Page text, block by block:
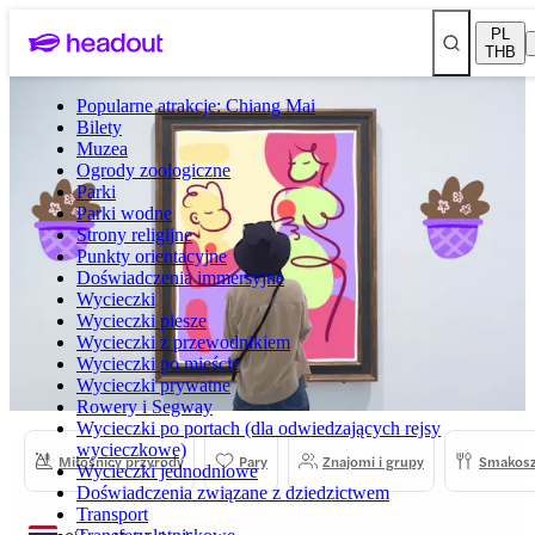
PL
THB
Popularne atrakcje: Chiang Mai
Bilety
Muzea
Ogrody zoologiczne
Parki
Parki wodne
Strony religijne
Punkty orientacyjne
Doświadczenia immersyjne
Wycieczki
Wycieczki piesze
Wycieczki z przewodnikiem
Wycieczki po mieście
Wycieczki prywatne
Rowery i Segway
Wycieczki po portach (dla odwiedzających rejsy
wycieczkowe)
Wycieczki jednodniowe
Doświadczenia związane z dziedzictwem
Transport
Miłośnicy przyrody Pary Znajomi i grupy